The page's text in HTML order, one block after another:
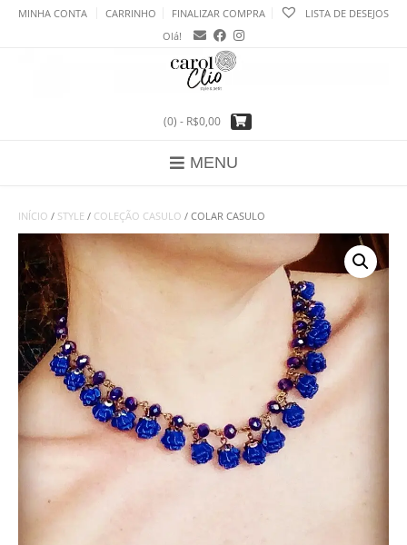
SkipMINHA CONTA CARRINHO FINALIZAR COMPRA
LISTA DE DESEJOS
Olá!
(0) - R$0,00
MENU
INÍCIO / STYLE / COLEÇÃO CASULO / COLAR CASULO